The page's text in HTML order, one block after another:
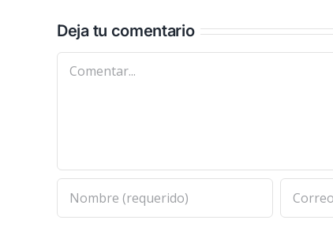
Deja tu comentario
Comentar